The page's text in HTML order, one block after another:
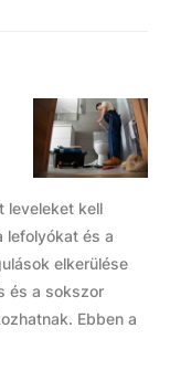
leveleket kell
lefolyókat és a
elkerülése
és a sokszor
Ebben a